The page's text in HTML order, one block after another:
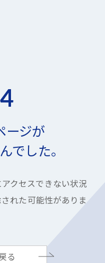
ージが
でした。
クセスできない状況
れた可能性がありま
る